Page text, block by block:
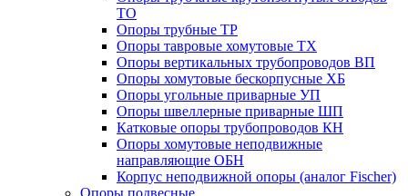
ТО
Опоры трубные ТР
Опоры тавровые хомутовые ТХ
Опоры вертикальных трубопроводов ВП
Опоры хомутовые бескорпусные ХБ
Опоры угольные приварные УП
Опоры швеллерные приварные ШП
Катковые опоры трубопроводов КН
Опоры хомутовые неподвижные
направляющие ОБН
Корпус неподвижной опоры (аналог Fischer)
Опоры подвесные